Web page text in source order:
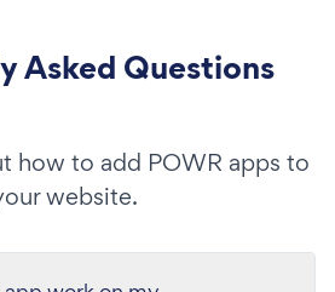
Asked Questions
how to add POWR apps to
website.